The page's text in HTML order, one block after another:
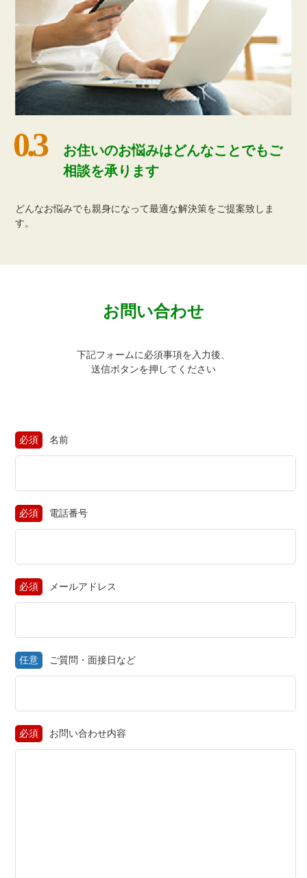
お住いのお悩みはどんなことでもご
相談を承ります
どんなお悩みでも親⾝になって最適な解決策をご提案致しま
す。
お問い合わせ
下記フォームに必須事項を入力後、
送信ボタンを押してください
必須 名前
必須 電話番号
必須 メールアドレス
任意 ご質問・面接日など
必須 お問い合わせ内容